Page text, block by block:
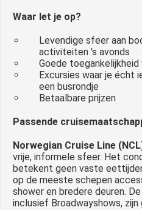
Waar let je op?
Levendige sfeer aan
activiteiten 's avonds
Goede
Excursies waar je écht
een busrondje
Betaalbare prijzen
Passende
Norwegian Cruise Line
vrije, informele sfeer. Het
betekent geen vaste
op de meeste schepen
shower en bredere deuren.
inclusief Broadwayshows,